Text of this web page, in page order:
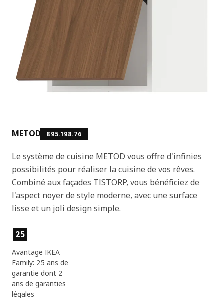
METOD 895.198.76
Le système de cuisine METOD vous offre d'infinies
possibilités pour réaliser la cuisine de vos rêves.
Combiné aux façades TISTORP, vous bénéficiez de
l'aspect noyer de style moderne, avec une surface
lisse et un joli design simple.
Caractéristiques du produit
25
Avantage IKEA
Family: 25 ans de
garantie dont 2
ans de garanties
légales